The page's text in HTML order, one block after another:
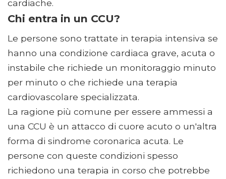
cardiache.
Chi entra in un CCU?
Le persone sono trattate in terapia intensiva se
hanno una condizione cardiaca grave, acuta o
instabile che richiede un monitoraggio minuto
per minuto o che richiede una terapia
cardiovascolare specializzata.
La ragione più comune per essere ammessi a
una CCU è un attacco di cuore acuto o un'altra
forma di sindrome coronarica acuta. Le
persone con queste condizioni spesso
richiedono una terapia in corso che potrebbe